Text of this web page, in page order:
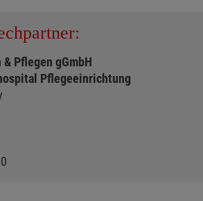
Pflegen gGmbH
Pflegeeinrichtung